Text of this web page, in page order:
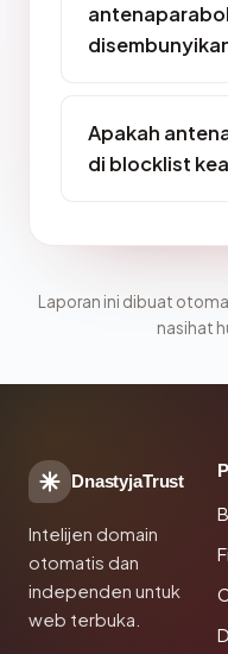
Apakah
di blocklist
Laporan ini dibuat
nasihat
DnastyjaTrust
Intelijen domain
otomatis dan
independen untuk
web terbuka.